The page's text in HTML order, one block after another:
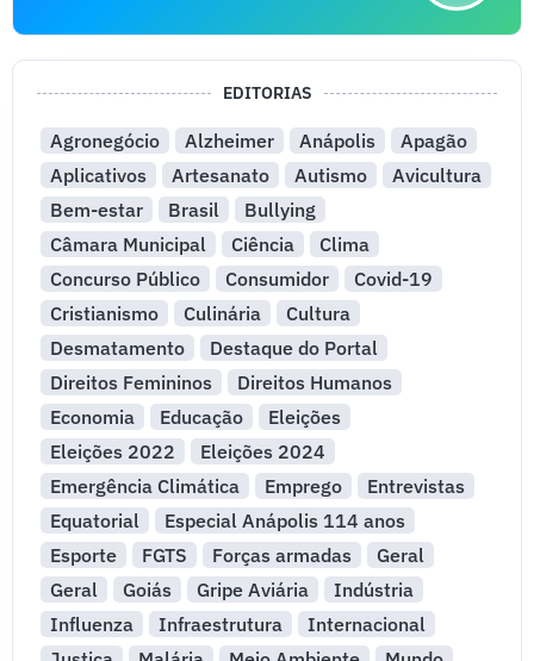
EDITORIAS
Agronegócio Alzheimer Anápolis
Apagão
Aplicativos
Artesanato Autismo
Avicultura
Bem-estar
Brasil
Bullying
Câmara Municipal
Ciência
Clima
Concurso Público
Consumidor
Covid-19
Cristianismo
Culinária
Cultura
Desmatamento
Destaque do Portal
Direitos Femininos
Direitos Humanos
Economia
Educação
Eleições
Eleições 2022
Eleições 2024
Emergência Climática
Emprego
Entrevistas
Equatorial
Especial Anápolis 114 anos
Esporte
FGTS Forças armadas
Geral
Geral
Goiás Gripe Aviária
Indústria
Influenza
Infraestrutura
Internacional